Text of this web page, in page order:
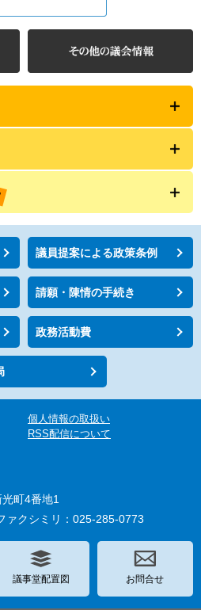
議員提案による政策条例
請願・陳情の手続き
政務活動費
個人情報の取扱い
RSS配信について
町4番地1
ァクシミリ：025-285-0773
議事堂配置図 お問合せ